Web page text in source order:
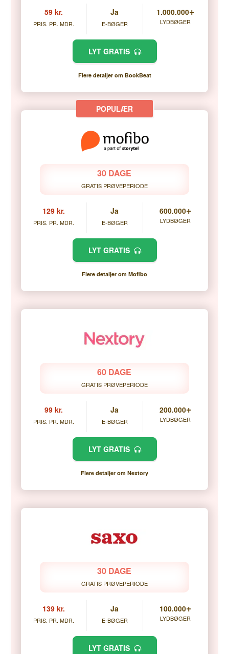
59 kr.
PRIS. PR. MDR.
Ja
E-BØGER
1.000.000+
LYDBØGER
LYT GRATIS
Flere detaljer om BookBeat
30 DAGE
GRATIS PRØVEPERIODE
129 kr.
PRIS. PR. MDR.
Ja
E-BØGER
600.000+
LYDBØGER
LYT GRATIS
Flere detaljer om Mofibo
60 DAGE
GRATIS PRØVEPERIODE
99 kr.
PRIS. PR. MDR.
Ja
E-BØGER
200.000+
LYDBØGER
LYT GRATIS
Flere detaljer om Nextory
30 DAGE
GRATIS PRØVEPERIODE
139 kr.
PRIS. PR. MDR.
Ja
E-BØGER
100.000+
LYDBØGER
LYT GRATIS